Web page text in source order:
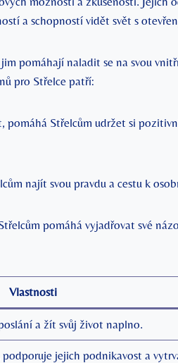
a schopností vidět svět s
pomáhají naladit se na svou
pro Střelce patří:
pomáhá Střelcům udržet si
najít svou pravdu a cestu k
pomáhá vyjadřovat své
Vlastnosti
a žít svůj život naplno.
jejich podnikavost a